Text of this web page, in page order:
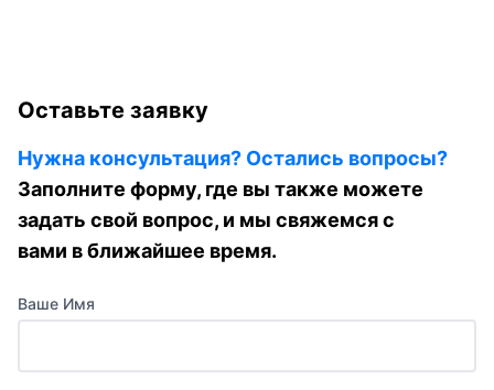
Оставьте заявку
Нужна консультация? Остались вопросы?
Заполните форму, где вы также можете
задать свой вопрос, и мы свяжемся с
вами в ближайшее время.
Ваше Имя